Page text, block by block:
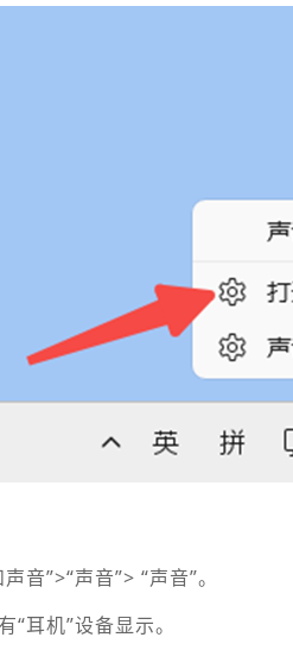
音”>“声音”> “声音”。
耳机”设备显示。